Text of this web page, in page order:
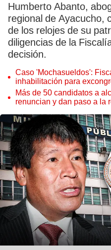
Humberto Abanto,
regional de Ayacucho,
de los relojes de su
diligencias de la
decisión.
Caso 'Mochasueldos':
inhabilitación para
Cordero Jon Tay
Más de 50 candidatos a
renuncian y dan paso a la